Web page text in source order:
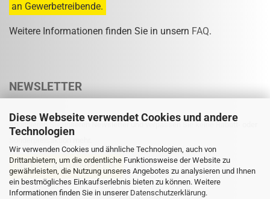
Diese Webseite verwendet Cookies und andere
Technologien
Wir verwenden Cookies und ähnliche Technologien, auch von
Drittanbietern, um die ordentliche Funktionsweise der Website zu
gewährleisten, die Nutzung unseres Angebotes zu analysieren und Ihnen
ein bestmögliches Einkaufserlebnis bieten zu können. Weitere
Informationen finden Sie in unserer Datenschutzerklärung.
an Gewerbetreibende.
Weitere Informationen finden Sie in unsern FAQ.
NEWSLETTER
Abonnieren Sie unseren Newsletter und verpassen Sie keine Rabatt- oder
Sonderpreisaktion mehr.
Eine Abmeldung ist jederzeit möglich.